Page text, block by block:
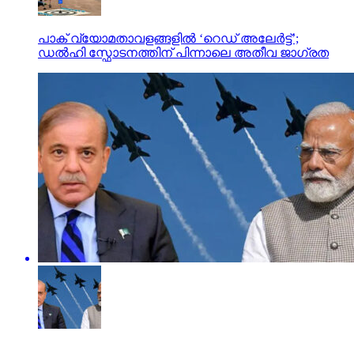
പാക് വ്യോമതാവളങ്ങളിൽ ‘റെഡ് അലേർട്ട്’;
ഡൽഹി സ്ഫോടനത്തിന് പിന്നാലെ അതീവ ജാഗ്രത